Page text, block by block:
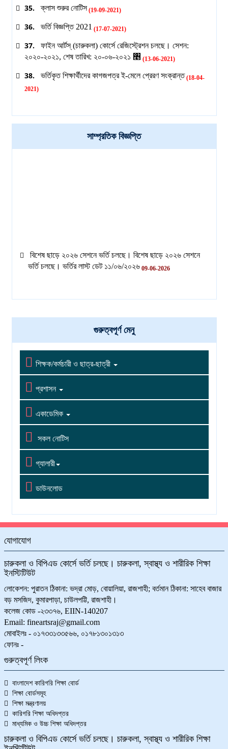
35. ক্লাস শুরুর নোটিস(19-09-2021)
36. ভর্তি বিজ্ঞপ্তি 2021 (17-07-2021)
37.
ফাইন আর্টস্ (চারুকলা) কোর্সে রেজিস্ট্রেশন চলছে। সেশন:
২০২০-২০২১, শেষ তারিখ: ২০-০৬-২০২১ ৥ (13-06-2021)
38. ভর্তিকৃত শিক্ষার্থীদের কাগজপত্র ই-মেলে প্রেরণ সংক্রান্ত (18-04-
2021)
সাম্প্রতিক বিজ্ঞপ্তি
বিশেষ ছাড়ে ২০২৬ সেশনে ভর্তি চলছে। বিশেষ ছাড়ে ২০২৬ সেশনে
ভর্তি চলছে। ভর্তির লাস্ট ডেট ১১/০৬/২০২৬ 09-06-2026
বিশেষ ছাড়ে ২০২৬ সেশনে ভর্তি চলছে। বিশেষ ছাড়ে ২০২৬ সেশনে
গুরুত্বপূর্ণ মেনু
 শিক্ষক/কর্মচারী ও ছাত্র-ছাত্রী
 প্রশাসন
 একাডেমিক
 সকল নোটিস
 গ্যালারী
 ডাউনলোড
যোগাযোগ
চারুকলা ও বিপিএড কোর্সে ভর্তি চলছে। চারুকলা, স্বাস্থ্য ও শারীরিক শিক্ষা
ইনস্টিটিউট
লোকেশন: পুরাতন ঠিকানা: ভদ্রা মোড়, বোয়ালিয়া, রাজশাহী; বর্তমান ঠিকানা: সাহেব বাজার
বড় মসজিদ, কুমারপাড়া, চাউলপট্টি, রাজশাহী।
কলেজ কোড -২৩৩৭৬, EIIN-140207
Email: fineartsraj@gmail.com
মোবাইলঃ - ০১৭৩৩১৩৩৫৬৬, ০১৭৮১৩০১৩১৩
ফোনঃ -
গুরুত্বপূর্ণ লিংক
বাংলাদেশ কারিগরি শিক্ষা বোর্ড
শিক্ষা বোর্ডসমূহ
শিক্ষা মন্ত্রণালয়
কারিগরি শিক্ষা অধিদপ্তর
মাধ্যমিক ও উচ্চ শিক্ষা অধিদপ্তর
চারুকলা ও বিপিএড কোর্সে ভর্তি চলছে। চারুকলা, স্বাস্থ্য ও শারীরিক শিক্ষা